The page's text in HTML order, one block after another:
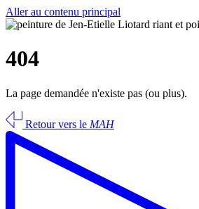
Aller au contenu principal
404
La page demandée n'existe pas (ou plus).
Retour vers le MAH